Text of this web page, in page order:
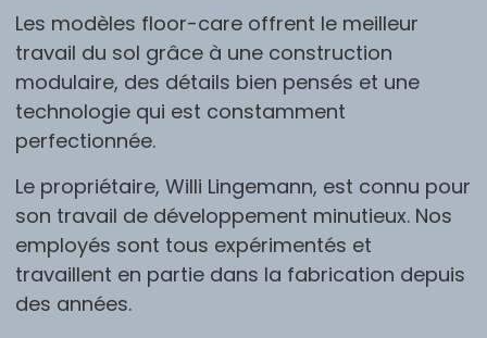
Les modèles floor-care offrent le meilleur
travail du sol grâce à une construction
modulaire, des détails bien pensés et une
technologie qui est constamment
perfectionnée.
Le propriétaire, Willi Lingemann, est connu pour
son travail de développement minutieux. Nos
employés sont tous expérimentés et
travaillent en partie dans la fabrication depuis
des années.